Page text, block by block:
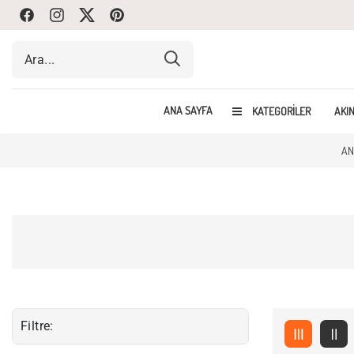
FacebookInstagram
Twitte Pinterest
ANA SAYFA KATEGORILER
Filtre: